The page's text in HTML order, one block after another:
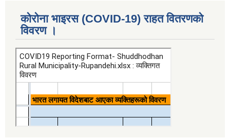
कोरोना भाइरस (COVID-19) राहत वितरणको
विवरण ।